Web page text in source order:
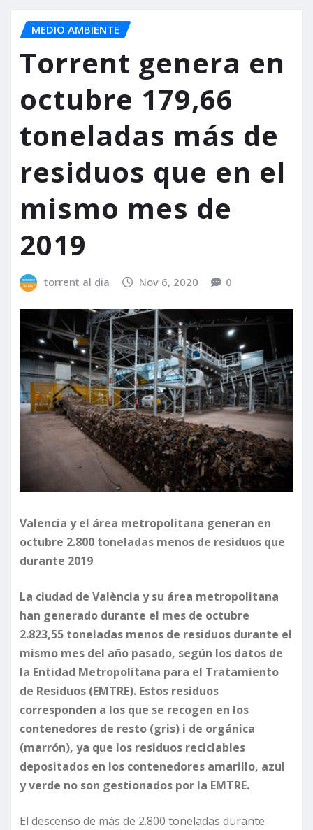
MEDIO AMBIENTE
Torrent genera en
octubre 179,66
toneladas más de
residuos que en el
mismo mes de
2019
torrent al dia Nov 6, 2020 0
Valencia y el área metropolitana generan en
octubre 2.800 toneladas menos de residuos que
durante 2019
La ciudad de València y su área metropolitana
han generado durante el mes de octubre
2.823,55 toneladas menos de residuos durante el
mismo mes del año pasado, según los datos de
la Entidad Metropolitana para el Tratamiento
de Residuos (EMTRE). Estos residuos
corresponden a los que se recogen en los
contenedores de resto (gris) i de orgánica
(marrón), ya que los residuos reciclables
depositados en los contenedores amarillo, azul
y verde no son gestionados por la EMTRE.
El descenso de más de 2.800 toneladas durante